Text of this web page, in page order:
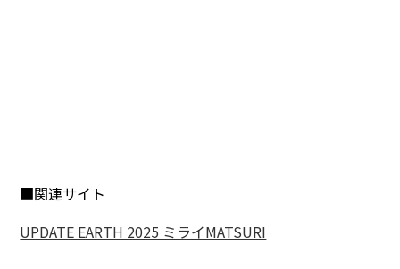
■関連サイト
UPDATE EARTH 2025 ミライMATSURI